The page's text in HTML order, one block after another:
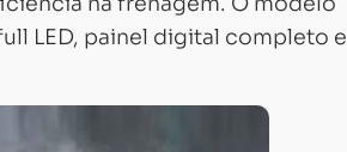
LED, painel digital completo e